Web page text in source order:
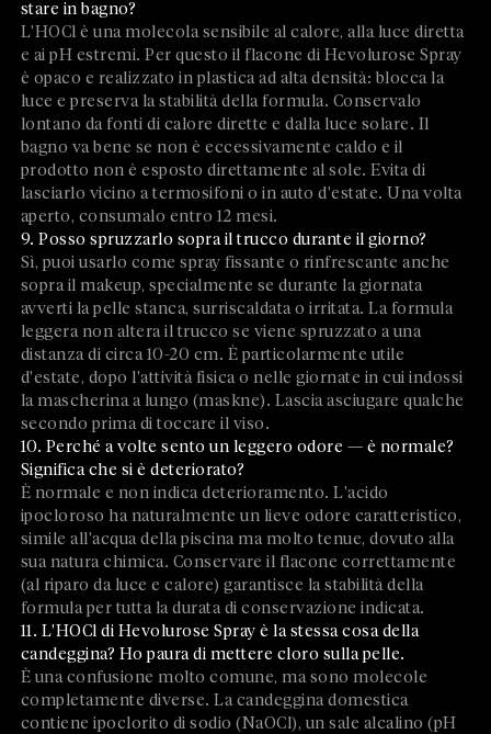
stare in bagno?
L'HOCl è una molecola sensibile al calore, alla luce diretta
e ai pH estremi. Per questo il flacone di Hevolurose Spray
è opaco e realizzato in plastica ad alta densità: blocca la
luce e preserva la stabilità della formula. Conservalo
lontano da fonti di calore dirette e dalla luce solare. Il
bagno va bene se non è eccessivamente caldo e il
prodotto non è esposto direttamente al sole. Evita di
lasciarlo vicino a termosifoni o in auto d'estate. Una volta
aperto, consumalo entro 12 mesi.
9. Posso spruzzarlo sopra il trucco durante il giorno?
Sì, puoi usarlo come spray fissante o rinfrescante anche
sopra il makeup, specialmente se durante la giornata
avverti la pelle stanca, surriscaldata o irritata. La formula
leggera non altera il trucco se viene spruzzato a una
distanza di circa 10-20 cm. È particolarmente utile
d'estate, dopo l'attività fisica o nelle giornate in cui indossi
la mascherina a lungo (maskne). Lascia asciugare qualche
secondo prima di toccare il viso.
10. Perché a volte sento un leggero odore — è normale?
Significa che si è deteriorato?
È normale e non indica deterioramento. L'acido
ipocloroso ha naturalmente un lieve odore caratteristico,
simile all'acqua della piscina ma molto tenue, dovuto alla
sua natura chimica. Conservare il flacone correttamente
(al riparo da luce e calore) garantisce la stabilità della
formula per tutta la durata di conservazione indicata.
11. L'HOCl di Hevolurose Spray è la stessa cosa della
candeggina? Ho paura di mettere cloro sulla pelle.
È una confusione molto comune, ma sono molecole
completamente diverse. La candeggina domestica
contiene ipoclorito di sodio (NaOCl), un sale alcalino (pH